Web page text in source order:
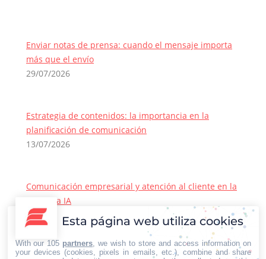
Enviar notas de prensa: cuando el mensaje importa
más que el envío
29/07/2026
Estrategia de contenidos: la importancia en la
planificación de comunicación
13/07/2026
Comunicación empresarial y atención al cliente en la
era de la IA
22/06/2026
Contacto Iberian Press
Principales vías de contacto:
Esta página web utiliza cookies
With our 105 partners , we wish to store and access information on
your devices (cookies, pixels in emails, etc.), combine and share